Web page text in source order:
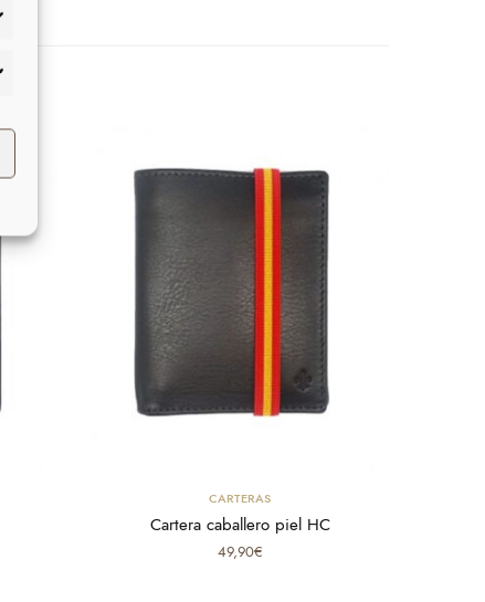
Select options
CARTERAS
Cartera caballero piel HC
49,90€